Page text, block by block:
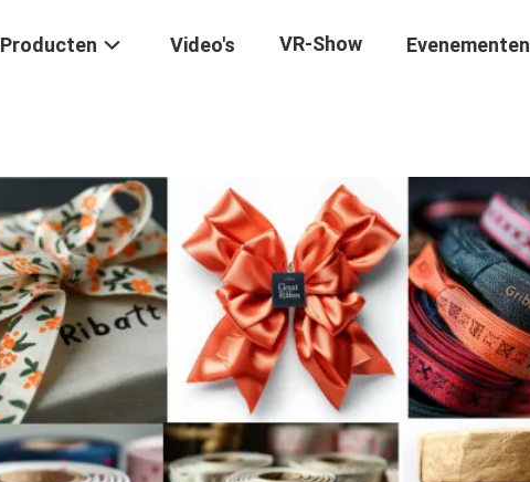
Producten Video's VR-Show Evenementen